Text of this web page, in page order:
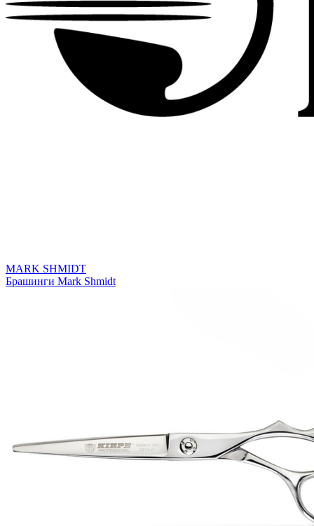
MARK SHMIDT
Брашинги Mark Shmidt